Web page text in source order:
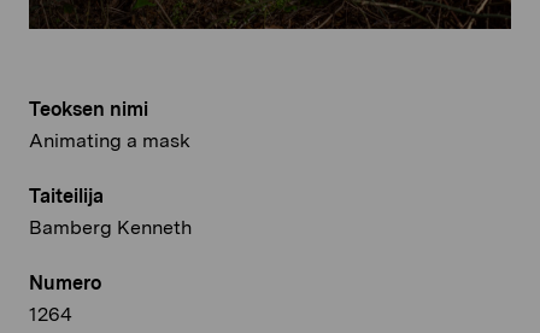
Teoksen nimi
Animating a mask
Taiteilija
Bamberg Kenneth
Numero
1264